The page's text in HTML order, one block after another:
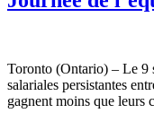
Toronto (Ontario) – Le 9
salariales persistantes
gagnent moins que leurs